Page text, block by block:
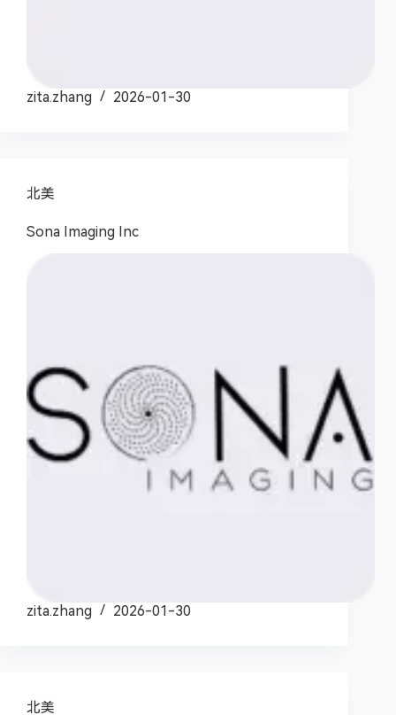
zita.zhang 2026-01-30
北美
Sona Imaging Inc
zita.zhang 2026-01-30
北美